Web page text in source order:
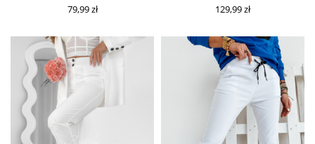
79,99 zł 129,99 zł